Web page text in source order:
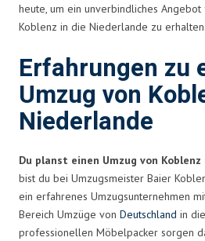
heute, um ein unverbindliches
Koblenz in die Niederlande zu erhalten.
Erfahrungen zu
Umzug von
Niederlande
Du planst einen Umzug von
bist du bei Umzugsmeister Baier
ein erfahrenes Umzugsunternehmen
Bereich Umzüge von Deutschland in
professionellen Möbelpacker sorgen